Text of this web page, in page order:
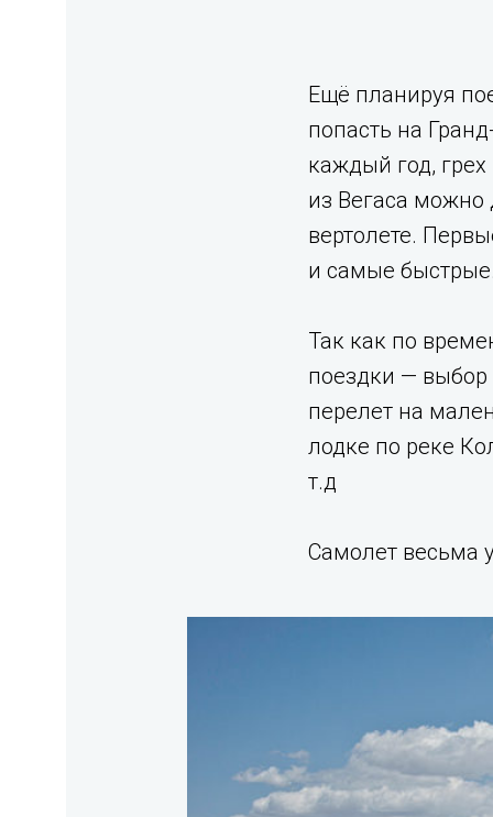
Ещё планируя
попасть на
каждый год, грех
из Вегаса можно
вертолете.
и самые
Так как по
поездки — выбор
перелет на
лодке по реке
т.д
Самолет весьма